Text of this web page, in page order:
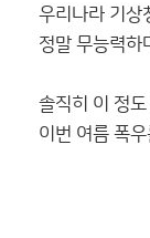
우리나라 기상
정말 무능력하
솔직히 이 정도
이번 여름 폭